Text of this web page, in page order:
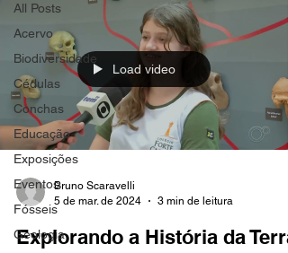
All Posts
Acervo
Biodiversidade
Cédulas
Conchas
Educação
Exposições
Eventos
Fósseis
Geologia
Load video
Bruno Scaravelli
5 de mar. de 2024
3 min de leitura
Explorando a História da